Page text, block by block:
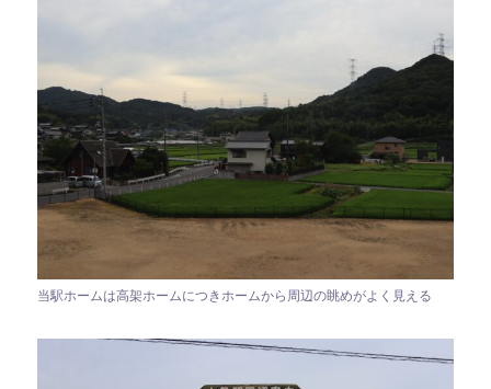
当駅ホームは高架ホームにつきホームから周辺の眺めがよく見える